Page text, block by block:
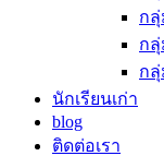
ก
ก
ก
นักเรียนเก่า
blog
ติดต่อเรา